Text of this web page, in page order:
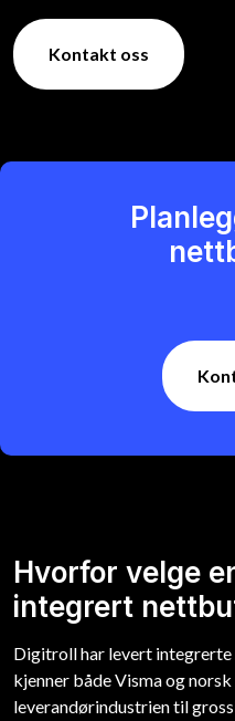
Kontakt oss
Hvorfor velge
integrert
Digitroll har levert integrerte
kjenner både Visma og
leverandørindustrien til